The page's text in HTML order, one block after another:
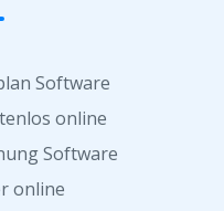
Software
online
Software
online